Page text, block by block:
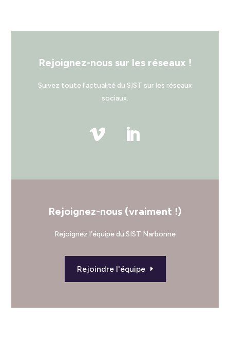
Rejoignez-nous sur les réseaux !
Suivez toute l’actualité du SIST sur les réseaux
sociaux.
Rejoignez-nous (vraiment !)
Rejoignez l’équipe du SIST Narbonne
Rejoindre l'équipe